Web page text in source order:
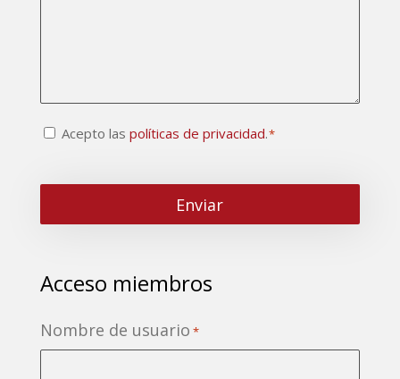
Consentimiento
Acepto las políticas de privacidad.*
CAPTCHA
Acceso miembros
Nombre de usuario *